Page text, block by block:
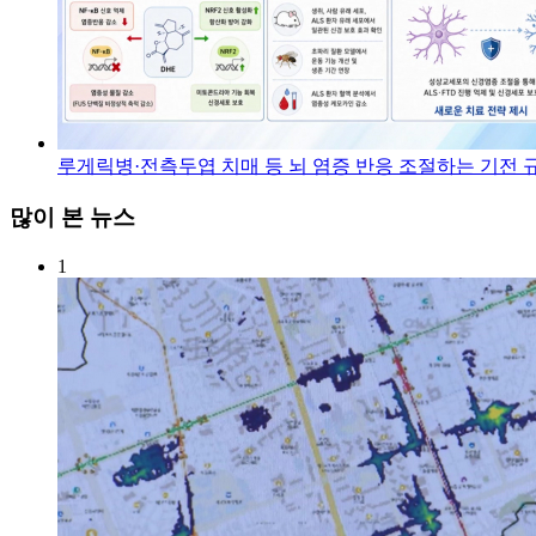
루게릭병·전측두엽 치매 등 뇌 염증 반응 조절하는 기전
많이 본 뉴스
1